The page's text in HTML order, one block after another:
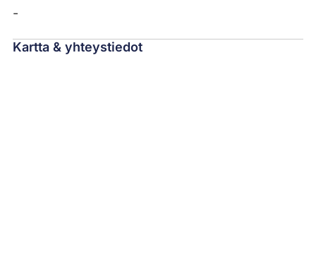
-
Kartta & yhteystiedot